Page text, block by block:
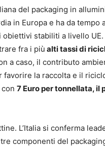
del packaging in
in Europa e ha da tempo
obiettivi stabiliti a livello
fra i più alti tassi di
a caso, il contributo
favorire la raccolta e il
7 Euro per tonnellata, il
L’Italia si conferma
componenti del